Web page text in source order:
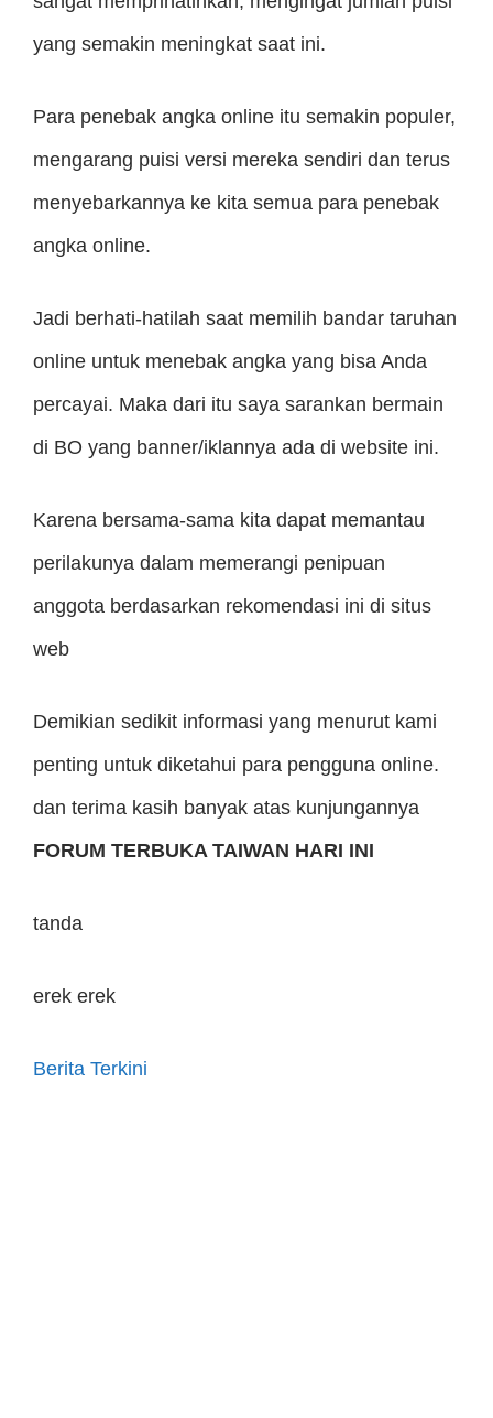
yang semakin meningkat saat ini.
Para penebak angka online itu semakin populer,
mengarang puisi versi mereka sendiri dan terus
menyebarkannya ke kita semua para penebak
angka online.
Jadi berhati-hatilah saat memilih bandar taruhan
online untuk menebak angka yang bisa Anda
percayai. Maka dari itu saya sarankan bermain
di BO yang banner/iklannya ada di website ini.
Karena bersama-sama kita dapat memantau
perilakunya dalam memerangi penipuan
anggota berdasarkan rekomendasi ini di situs
web
Demikian sedikit informasi yang menurut kami
penting untuk diketahui para pengguna online.
dan terima kasih banyak atas kunjungannya
FORUM TERBUKA TAIWAN HARI INI
tanda
erek erek
Berita Terkini